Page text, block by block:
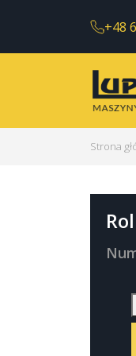
+48
Strona